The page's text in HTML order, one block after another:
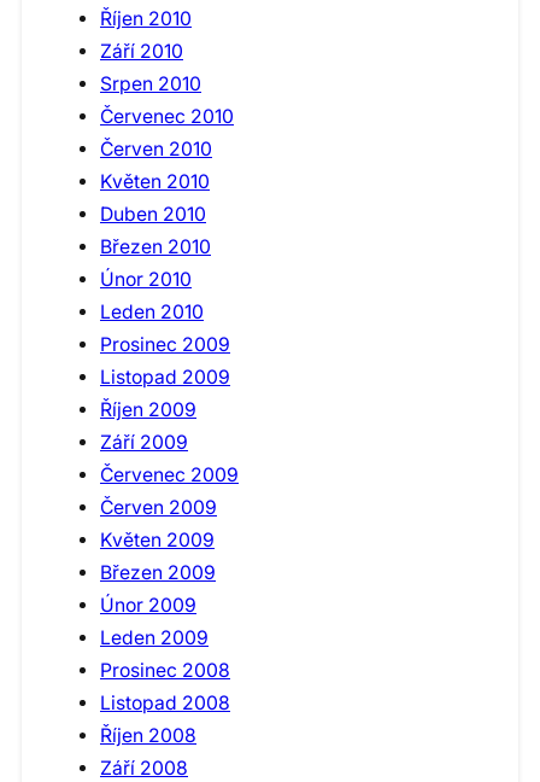
Říjen 2010
Září 2010
Srpen 2010
Červenec 2010
Červen 2010
Květen 2010
Duben 2010
Březen 2010
Únor 2010
Leden 2010
Prosinec 2009
Listopad 2009
Říjen 2009
Září 2009
Červenec 2009
Červen 2009
Květen 2009
Březen 2009
Únor 2009
Leden 2009
Prosinec 2008
Listopad 2008
Říjen 2008
Září 2008